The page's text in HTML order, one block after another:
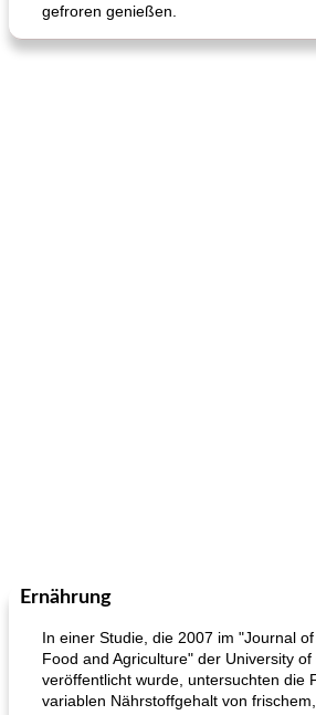
gefroren genießen.
Ernährung
In einer Studie, die 2007 im "Journal
Food and Agriculture" der University of
veröffentlicht wurde, untersuchten die
variablen Nährstoffgehalt von